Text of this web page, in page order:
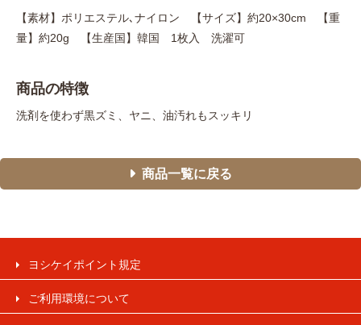
【素材】ポリエステル､ナイロン 【サイズ】約20×30cm 【重
量】約20g 【生産国】韓国 1枚入 洗濯可
商品の特徴
洗剤を使わず黒ズミ、ヤニ、油汚れもスッキリ
商品一覧に戻る
ヨシケイポイント規定
ご利用環境について